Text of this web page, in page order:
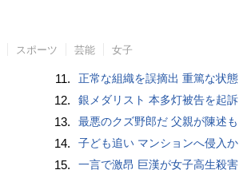
スポーツ 芸能 女子
11. 正常な組織を誤摘出 重篤な状態
12. 銀メダリスト 本多灯被告を起訴
13. 最悪のクズ野郎だ 父親が陳述も
14. 子ども追い マンションへ侵入か
15. 一言で激昂 巨漢が女子高生殺害